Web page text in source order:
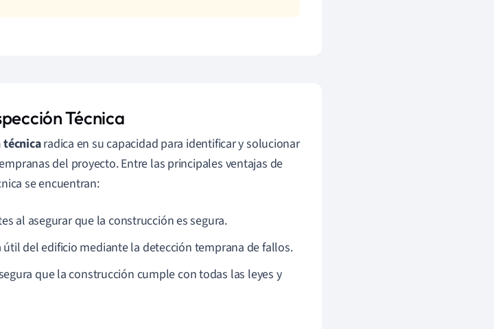
Técnica
técnicaradica en su capacidad para identificar y solucionar
del proyecto. Entre las principales ventajas de
se encuentran:
al asegurar que la construcción es segura.
útil del edificio mediante la detección temprana de fallos.
que la construcción cumple con todas las leyes y